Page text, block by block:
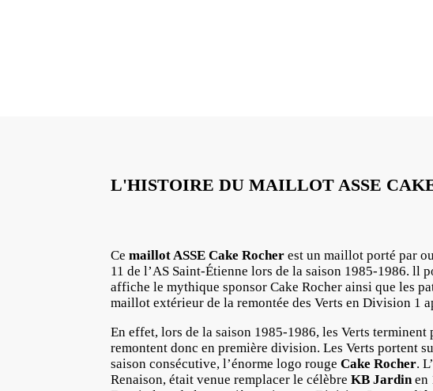
L'HISTOIRE DU MAILLOT ASSE
Ce maillot ASSE Cake Rocher est un maillot porté par
11 de l’AS Saint-Étienne lors de la saison 1985-1986. ll
affiche le mythique sponsor Cake Rocher ainsi que les
maillot extérieur de la remontée des Verts en Division 1
En effet, lors de la saison 1985-1986, les Verts
remontent donc en première division. Les Verts portent
saison consécutive, l’énorme logo rouge Cake Rocher.
Renaison, était venue remplacer le célèbre KB Jardinen